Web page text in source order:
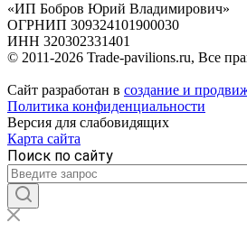
«ИП Бобров Юрий Владимирович»
ОГРНИП 309324101900030
ИНН 320302331401
© 2011-2026 Trade-pavilions.ru, Все
Сайт разработан в создание и
Политика конфиденциальности
Версия для слабовидящих
Карта сайта
Поиск по сайту